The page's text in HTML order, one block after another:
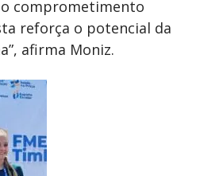
comprometimento
reforça o potencial da
afirma Moniz.